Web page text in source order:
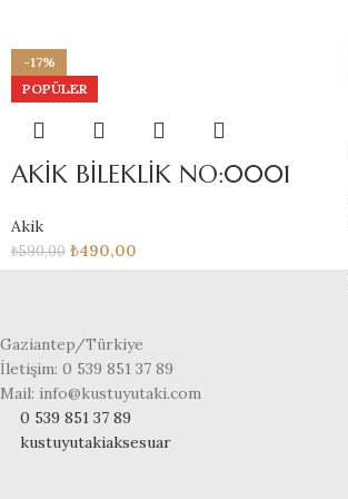
-17%
POPÜLER
AKİK BİLEKLİK NO:0001
Akik
₺590,00 ₺490,00
Gaziantep/Türkiye
İletişim: 0 539 851 37 89
Mail: info@kustuyutaki.com
0 539 851 37 89
kustuyutakiaksesuar